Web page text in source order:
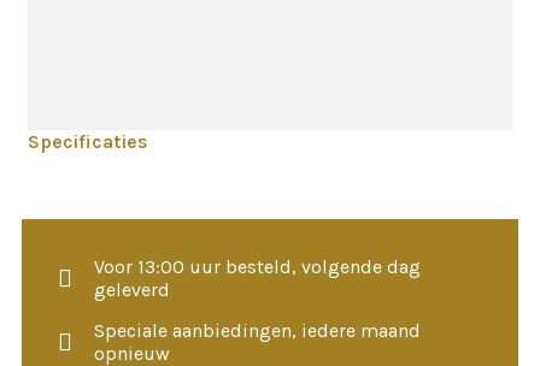
Specificaties
Voor 13:00 uur besteld, volgende dag
geleverd
Speciale aanbiedingen, iedere maand
opnieuw